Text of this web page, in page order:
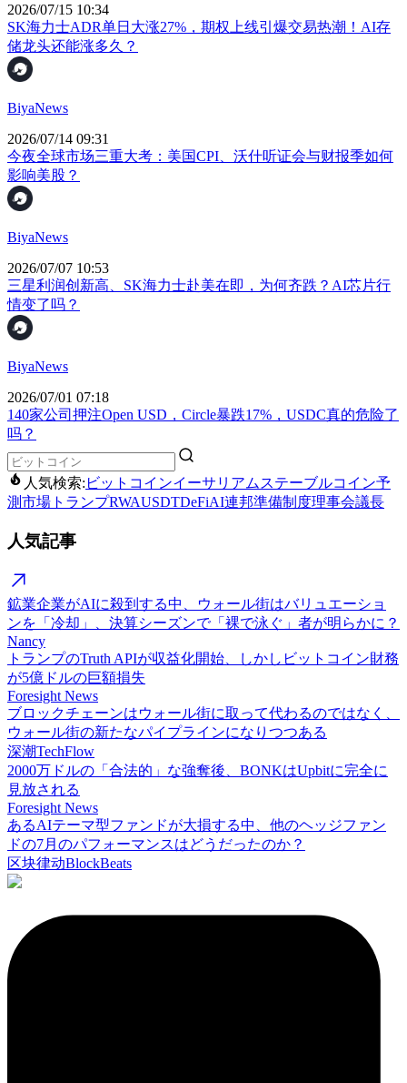
2026/07/15 10:34
SK海力士ADR单日大涨27%，期权上线引爆交易热潮！AI存
储龙头还能涨多久？
BiyaNews
2026/07/14 09:31
今夜全球市场三重大考：美国CPI、沃什听证会与财报季如何
影响美股？
BiyaNews
2026/07/07 10:53
三星利润创新高、SK海力士赴美在即，为何齐跌？AI芯片行
情变了吗？
BiyaNews
2026/07/01 07:18
140家公司押注Open USD，Circle暴跌17%，USDC真的危险了
吗？
人気検索: ビットコインイーサリアム ステーブルコイン予
測市場 トランプRWAUSDTDeFiAI連邦準備制度理事会議長
人気記事
鉱業企業がAIに殺到する中、ウォール街はバリュエーショ
ンを「冷却」、決算シーズンで「裸で泳ぐ」者が明らかに？
Nancy
トランプのTruth APIが収益化開始、しかしビットコイン財務
が5億ドルの巨額損失
Foresight News
ブロックチェーンはウォール街に取って代わるのではなく、
ウォール街の新たなパイプラインになりつつある
深潮TechFlow
2000万ドルの「合法的」な強奪後、BONKはUpbitに完全に
見放される
Foresight News
あるAIテーマ型ファンドが大損する中、他のヘッジファン
ドの7月のパフォーマンスはどうだったのか？
区块律动BlockBeats